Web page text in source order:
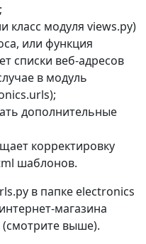
класс модуля views.py)
или функция
списки веб-адресов
в модуль
дополнительные
корректировку
шаблонов.
в папке electronics
магазина
(смотрите выше).